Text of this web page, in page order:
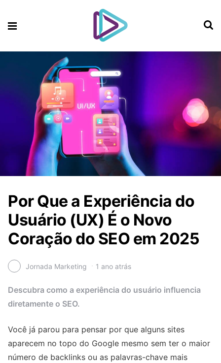
Por Que a Experiência do
Usuário (UX) É o Novo
Coração do SEO em 2025
Jornada Marketing 1 ano atrás
Descubra como a experiência do usuário influencia
diretamente o SEO.
Você já parou para pensar por que alguns sites
aparecem no topo do Google mesmo sem ter o maior
número de backlinks ou as palavras-chave mais